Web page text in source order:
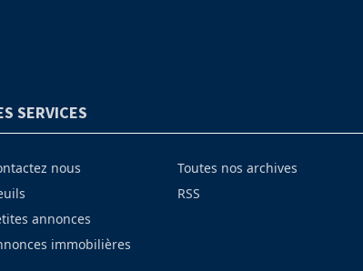
SERVICES
nous
annonces
immobilières
Toutes nos archives
RSS